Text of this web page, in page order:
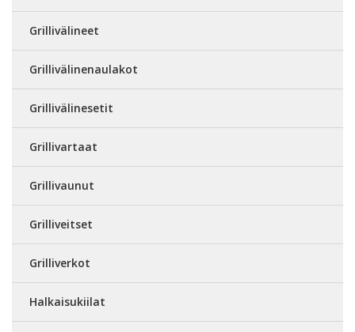
Grillivälineet
Grillivälinenaulakot
Grillivälinesetit
Grillivartaat
Grillivaunut
Grilliveitset
Grilliverkot
Halkaisukiilat